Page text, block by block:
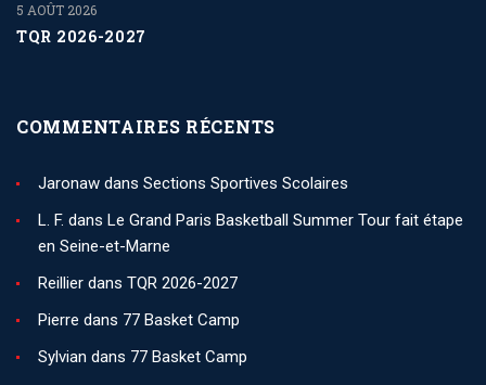
TQR 2026-2027
5 AOÛT 2026
COMMENTAIRES RÉCENTS
Jaronaw dans Sections Sportives Scolaires
L. F. dans Le Grand Paris Basketball Summer Tour fait étape
en Seine-et-Marne
Reillier dans TQR 2026-2027
Pierre dans 77 Basket Camp
Sylvian dans 77 Basket Camp